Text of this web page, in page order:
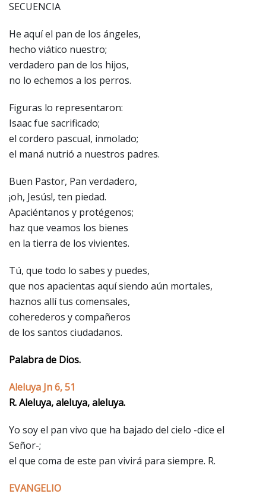
SECUENCIA
He aquí el pan de los ángeles,
hecho viático nuestro;
verdadero pan de los hijos,
no lo echemos a los perros.
Figuras lo representaron:
Isaac fue sacrificado;
el cordero pascual, inmolado;
el maná nutrió a nuestros padres.
Buen Pastor, Pan verdadero,
¡oh, Jesús!, ten piedad.
Apaciéntanos y protégenos;
haz que veamos los bienes
en la tierra de los vivientes.
Tú, que todo lo sabes y puedes,
que nos apacientas aquí siendo aún mortales,
haznos allí tus comensales,
coherederos y compañeros
de los santos ciudadanos.
Palabra de Dios.
Aleluya Jn 6, 51
R. Aleluya, aleluya, aleluya.
Yo soy el pan vivo que ha bajado del cielo -dice el
Señor-;
el que coma de este pan vivirá para siempre. R.
EVANGELIO